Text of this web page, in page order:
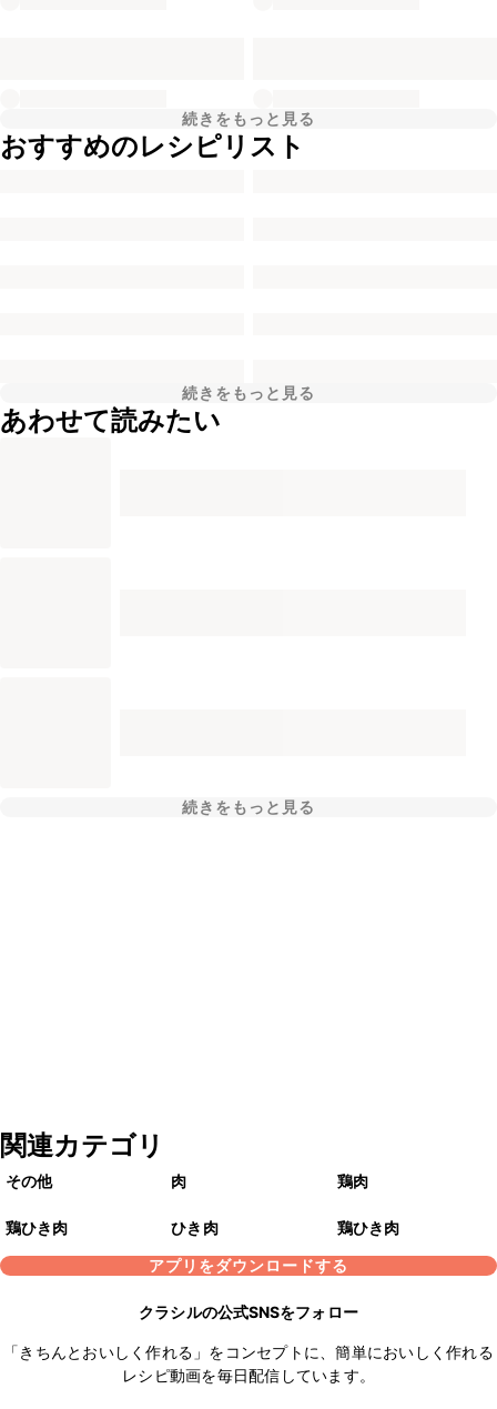
続きをもっと見る
おすすめのレシピリスト
続きをもっと見る
あわせて読みたい
続きをもっと見る
関連カテゴリ
その他 肉 鶏肉
鶏ひき肉 ひき肉
鶏ひき肉
アプリをダウンロードする
クラシルの公式SNSをフォロー
「きちんとおいしく作れる」をコンセプトに、簡単においしく作れる
レシピ動画を毎日配信しています。